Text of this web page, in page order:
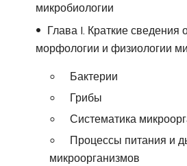
микробиологии
Глава I. Краткие сведения
морфологии и физиологии
Бактерии
Грибы
Систематика
Процессы питания и
микроорганизмов